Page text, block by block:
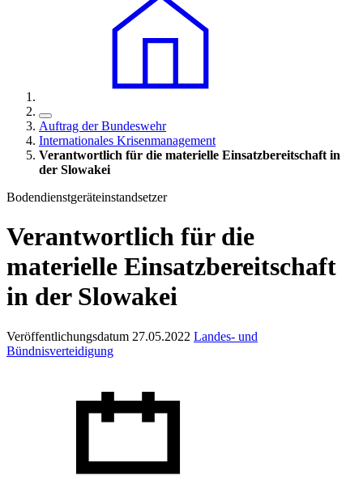
Auftrag der Bundeswehr
Internationales Krisenmanagement
Verantwortlich für die materielle Einsatzbereitschaft in
der Slowakei
Bodendienstgeräteinstandsetzer
Verantwortlich für die
materielle Einsatzbereitschaft
in der Slowakei
Veröffentlichungsdatum 27.05.2022 Landes- und
Bündnisverteidigung